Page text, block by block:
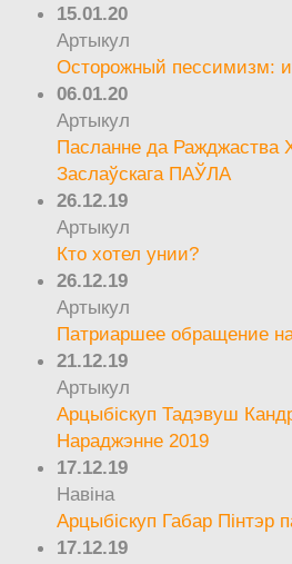
15.01.20
Артыкул
Осторожный пессимизм:
06.01.20
Артыкул
Пасланне да Ражджаства
Заслаўскага ПАЎЛА
26.12.19
Артыкул
Кто хотел унии?
26.12.19
Артыкул
Патриаршее обращение
21.12.19
Артыкул
Арцыбіскуп Тадэвуш
Нараджэнне 2019
17.12.19
Навіна
Арцыбіскуп Габар Пінтэр
17.12.19